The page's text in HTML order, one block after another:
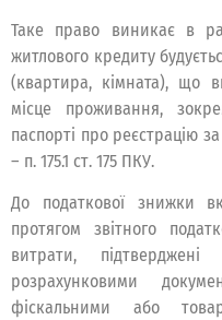
Таке право виникає в
житлового кредиту
(квартира, кімната), що
місце проживання,
паспорті про реєстрацію
– п. 175.1 ст. 175 ПКУ.
До податкової знижки
протягом звітного
витрати,
розрахунковими
фіскальними або